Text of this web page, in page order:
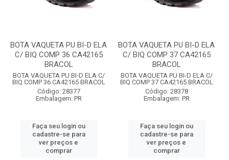
BOTA VAQUETA PU BI-D ELA
C/ BIQ COMP 36 CA42165
BRACOL
BOTA VAQUETA PU BI-D ELA C/
BIQ COMP 36 CA42165 BRACOL
Código: 28377
Embalagem: PR
Faça seu login ou
cadastre-se para
ver preços e
comprar
BOTA VAQUETA PU BI-D ELA
C/ BIQ COMP 37 CA42165
BRACOL
BOTA VAQUETA PU BI-D ELA C/
BIQ COMP 37 CA42165 BRACOL
Código: 28378
Embalagem: PR
Faça seu login ou
cadastre-se para
ver preços e
comprar